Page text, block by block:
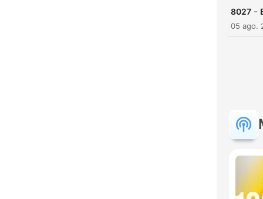
8027 -
05 ago.